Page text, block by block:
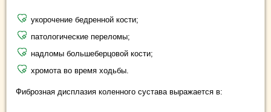
укорочение бедренной кости;
патологические переломы;
надломы большеберцовой кости;
хромота во время ходьбы.
Фиброзная дисплазия коленного сустава выражается в: